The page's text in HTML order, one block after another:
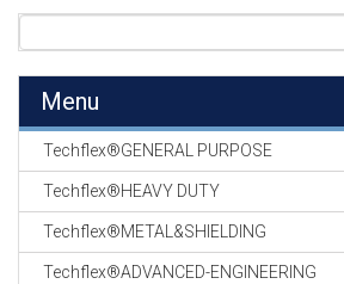
Menu
Techflex®GENERAL PURPOSE
Techflex®HEAVY DUTY
Techflex®METAL&SHIELDING
Techflex®ADVANCED-ENGINEERING